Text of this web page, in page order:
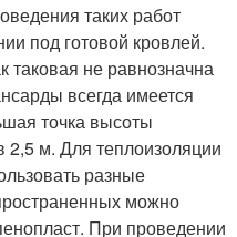
таких работ
под готовой кровлей.
таковая не равнозначна
всегда имеется
точка высоты
2,5 м. Для теплоизоляции
разные
можно
При проведении